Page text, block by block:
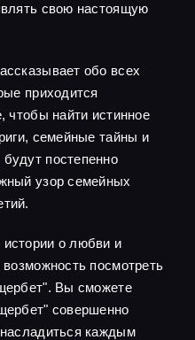
свою настоящую
обо всех
приходится
чтобы найти истинное
семейные тайны и
постепенно
узор семейных
о любви и
посмотреть
Вы сможете
совершенно
каждым